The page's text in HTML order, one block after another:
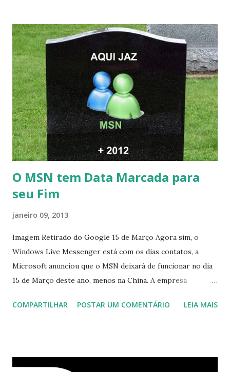
O MSN tem Data Marcada para
seu Fim
janeiro 09, 2013
Imagem Retirado do Google 15 de Março Agora sim, o
Windows Live Messenger está com os dias contatos, a
Microsoft anunciou que o MSN deixará de funcionar no dia
15 de Março deste ano, menos na China. A empresa
integrado com o serviço do MSN, segundo a empresa, os
o Windows Live (assim como muitos profissionais de TI) ,
COMPARTILHAR POSTAR UM COMENTÁRIO LEIA MAIS